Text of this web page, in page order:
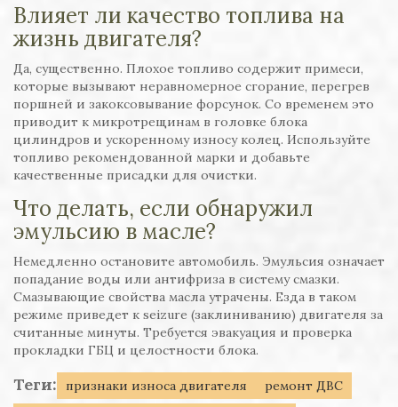
Влияет ли качество топлива на
жизнь двигателя?
Да, существенно. Плохое топливо содержит примеси,
которые вызывают неравномерное сгорание, перегрев
поршней и закоксовывание форсунок. Со временем это
приводит к микротрещинам в головке блока
цилиндров и ускоренному износу колец. Используйте
топливо рекомендованной марки и добавьте
качественные присадки для очистки.
Что делать, если обнаружил
эмульсию в масле?
Немедленно остановите автомобиль. Эмульсия означает
попадание воды или антифриза в систему смазки.
Смазывающие свойства масла утрачены. Езда в таком
режиме приведет к seizure (заклиниванию) двигателя за
считанные минуты. Требуется эвакуация и проверка
прокладки ГБЦ и целостности блока.
Теги: признаки износа двигателя
ремонт ДВС